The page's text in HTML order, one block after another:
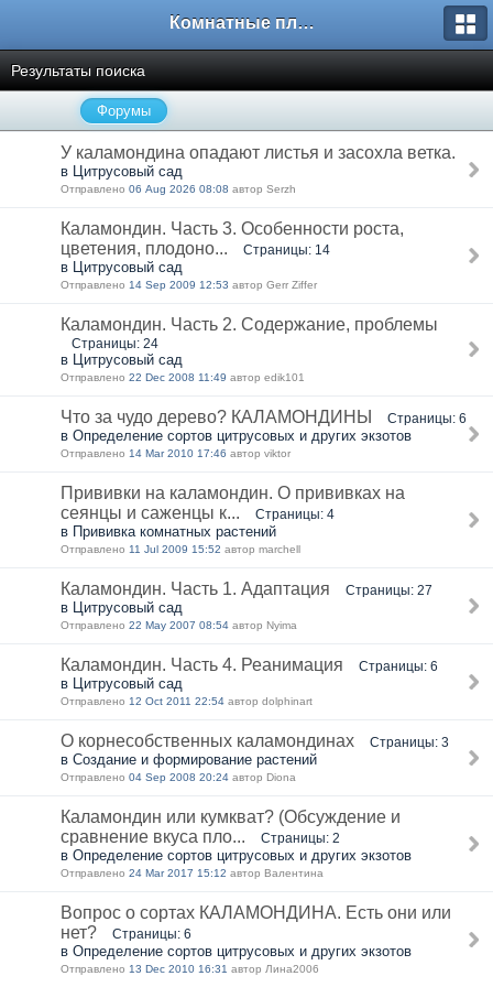
Комнатные плодовые экзоты
Результаты поиска
Форумы
У каламондина опадают листья и засохла ветка.
в Цитрусовый сад
Отправлено 06 Aug 2026 08:08 автор Serzh
Каламондин. Часть 3. Особенности роста,
цветения, плодоно...
Страницы: 14
в Цитрусовый сад
Отправлено 14 Sep 2009 12:53 автор Gerr Ziffer
Каламондин. Часть 2. Содержание, проблемы
Страницы: 24
в Цитрусовый сад
Отправлено 22 Dec 2008 11:49 автор edik101
Что за чудо дерево? КАЛАМОНДИНЫ Страницы: 6
в Определение сортов цитрусовых и других экзотов
Отправлено 14 Mar 2010 17:46 автор viktor
Прививки на каламондин. О прививках на
сеянцы и саженцы к...
Страницы: 4
в Прививка комнатных растений
Отправлено 11 Jul 2009 15:52 автор marchell
Каламондин. Часть 1. Адаптация Страницы: 27
в Цитрусовый сад
Отправлено 22 May 2007 08:54 автор Nyima
Каламондин. Часть 4. Реанимация Страницы: 6
в Цитрусовый сад
Отправлено 12 Oct 2011 22:54 автор dolphinart
О корнесобственных каламондинах Страницы: 3
в Создание и формирование растений
Отправлено 04 Sep 2008 20:24 автор Diona
Каламондин или кумкват? (Обсуждение и
сравнение вкуса пло...
Страницы: 2
в Определение сортов цитрусовых и других экзотов
Отправлено 24 Mar 2017 15:12 автор Валентина
Вопрос о сортах КАЛАМОНДИНА. Есть они или
нет?
Страницы: 6
в Определение сортов цитрусовых и других экзотов
Отправлено 13 Dec 2010 16:31 автор Лина2006